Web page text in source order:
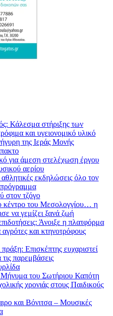
Κάλεσμα στήριξης των
και υγειονομικό υλικό
της Ιεράς Μονής
για άμεση στελέχωση έργου
αερίου
εκδηλώσεις όλο τον
στον τζόγο
κέντρο του Μεσολογγίου… η
να γεμίζει ξανά ζωή
Άνοιξε η πλατφόρμα
και κτηνοτρόφους
πράξη: Επισκέπτης ευχαριστεί
παρεμβάσεις
του Σωτήριου Καπότη
χρονιάς στους Παιδικούς
και Βόνιτσα – Μουσικές